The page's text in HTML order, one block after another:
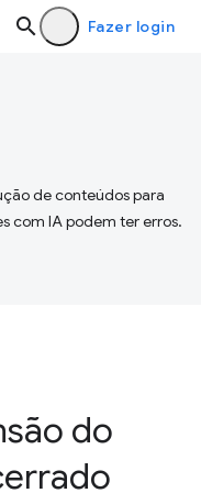
Fazer login
de conteúdos para
com IA podem ter erros.
do